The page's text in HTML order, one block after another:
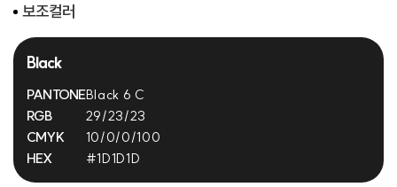
보조컬러
Black
PANTONE
RGB
CMYK
HEX
Black 6 C
29/23/23
10/0/0/100
#1D1D1D